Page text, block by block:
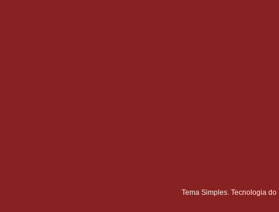
Tema Simples. Tecnologia do